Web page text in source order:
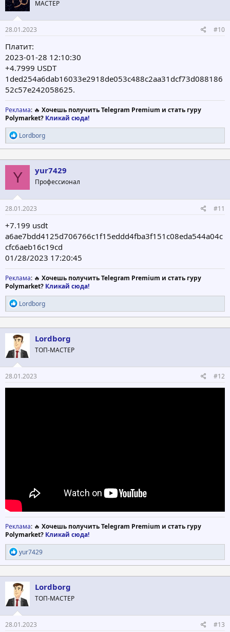
МАСТЕР
28.01.2023 #10
Платит:
2023-01-28 12:10:30
+4.7999 USDT
1ded254a6dab16033e2918de053c488c2aa31dcf73d088186
52c57e242058625.
Реклама: 🔥 Хочешь получить Telegram Premium и стать гуру
Polymarket? Кликай сюда!
Р
е
а
к
ц
и
:
Lordborg
Y yur7429
Профессионал
28.01.2023 #11
+7.199 usdt
a6ae7bdd4125d706766c1f15eddd4fba3f151c08eda544a04c
cfc6aeb16c19cd
01/28/2023 17:20:45
Реклама: 🔥 Хочешь получить Telegram Premium и стать гуру
Polymarket? Кликай сюда!
Р
е
а
к
ц
и
и
Lordborg
Lordborg
ТОП-МАСТЕР
28.01.2023 #12
Реклама: 🔥 Хочешь получить Telegram Premium и стать гуру
Polymarket? Кликай сюда!
Р
е
а
к
ц
и
и
yur7429
Lordborg
ТОП-МАСТЕР
28.01.2023 #13